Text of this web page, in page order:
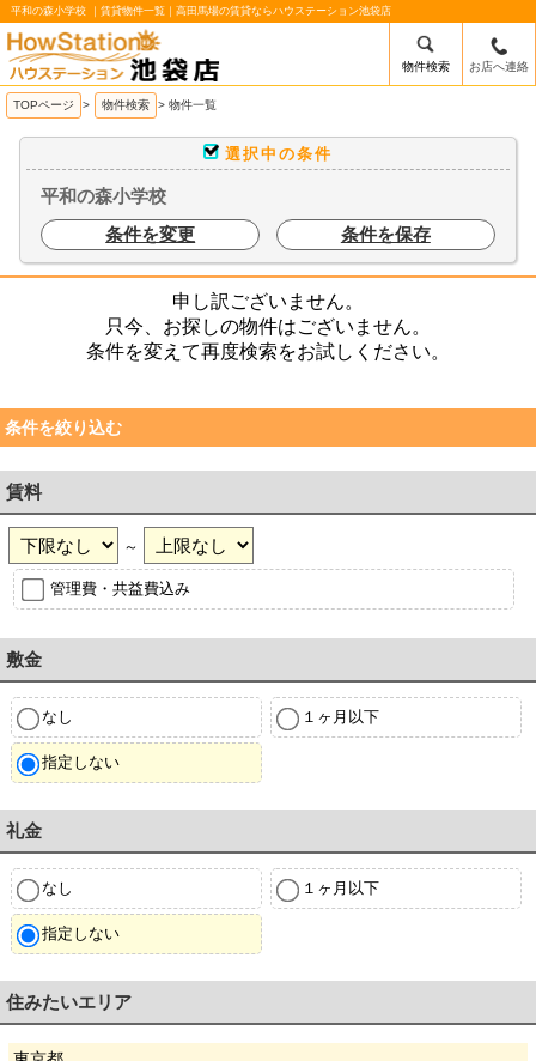
平和の森小学校 ｜賃貸物件一覧｜高田馬場の賃貸ならハウステーション池袋店
/mobile_img/head-logo.png
物件検索 お店へ連絡
TOPページ > 物件検索 > 物件一覧
選択中の条件
平和の森小学校
条件を変更
条件を保存
申し訳ございません。
只今、お探しの物件はございません。
条件を変えて再度検索をお試しください。
条件を絞り込む
賃料
～
管理費・共益費込み
敷金
なし １ヶ月以下
指定しない
礼金
なし １ヶ月以下
指定しない
住みたいエリア